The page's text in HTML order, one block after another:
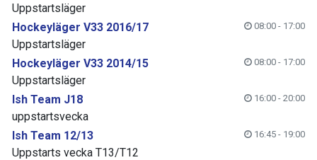
Uppstartsläger
Hockeyläger V33 2016/17
08:00 - 17:00
Uppstartsläger
Hockeyläger V33 2014/15
08:00 - 17:00
Uppstartsläger
Ish Team J18
16:00 - 20:00
uppstartsvecka
Ish Team 12/13
16:45 - 19:00
Uppstarts vecka T13/T12